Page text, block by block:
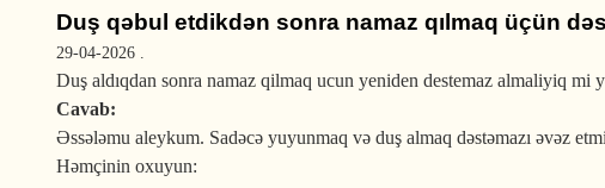
Duş qəbul etdikdən sonra namaz qılmaq üçün
29-04-2026
Duş aldıqdan sonra namaz qilmaq ucun yeniden destemaz almaliyiq mi
Cavab:
Əssələmu aleykum. Sadəcə yuyunmaq və duş almaq dəstəmazı əvəz
Həmçinin oxuyun: